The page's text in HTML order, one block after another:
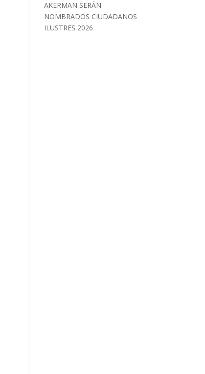
AKERMAN SERÁN
NOMBRADOS CIUDADANOS
ILUSTRES 2026